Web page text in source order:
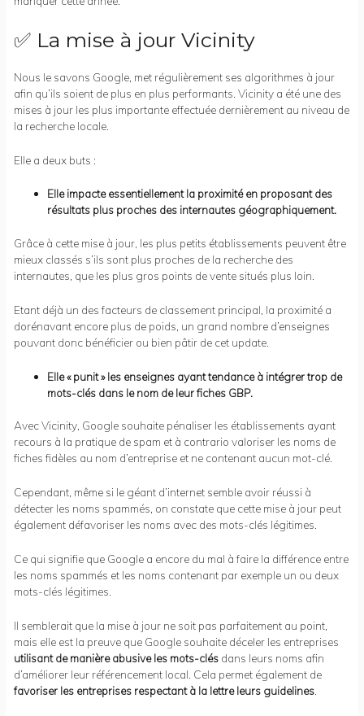
✅ La mise à jour Vicinity
Nous le savons Google, met régulièrement ses algorithmes à jour
afin qu’ils soient de plus en plus performants. Vicinity a été une des
mises à jour les plus importante effectuée dernièrement au niveau de
la recherche locale.
Elle a deux buts :
Elle impacte essentiellement la proximité en proposant des
résultats plus proches des internautes géographiquement.
Grâce à cette mise à jour, les plus petits établissements peuvent être
mieux classés s’ils sont plus proches de la recherche des
internautes, que les plus gros points de vente situés plus loin.
Etant déjà un des facteurs de classement principal, la proximité a
dorénavant encore plus de poids, un grand nombre d’enseignes
pouvant donc bénéficier ou bien pâtir de cet update.
Elle « punit » les enseignes ayant tendance à intégrer trop de
mots-clés dans le nom de leur fiches GBP.
Avec Vicinity, Google souhaite pénaliser les établissements ayant
recours à la pratique de spam et à contrario valoriser les noms de
fiches fidèles au nom d’entreprise et ne contenant aucun mot-clé.
Cependant, même si le géant d’internet semble avoir réussi à
détecter les noms spammés, on constate que cette mise à jour peut
également défavoriser les noms avec des mots-clés légitimes.
Ce qui signifie que Google a encore du mal à faire la différence entre
les noms spammés et les noms contenant par exemple un ou deux
mots-clés légitimes.
Il semblerait que la mise à jour ne soit pas parfaitement au point,
mais elle est la preuve que Google souhaite déceler les entreprises
utilisant de manière abusive les mots-clés dans leurs noms afin
d’améliorer leur référencement local. Cela permet également de
favoriser les entreprises respectant à la lettre leurs guidelines